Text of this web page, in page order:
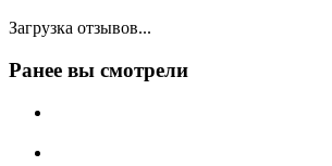
Загрузка отзывов...
Ранее вы смотрели